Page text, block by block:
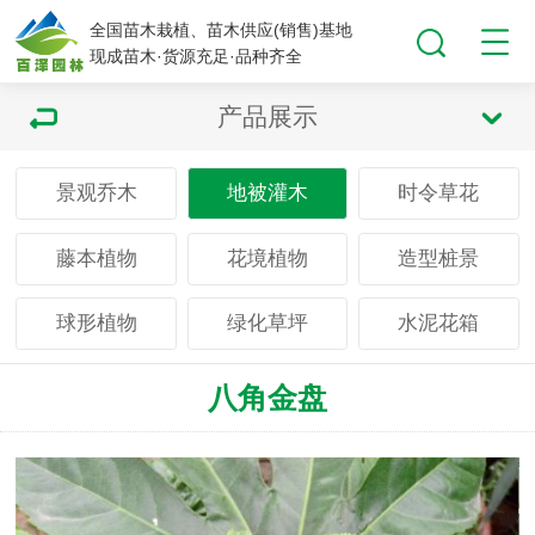
全国苗木栽植、苗木供应(销售)基地
现成苗木·货源充足·品种齐全
产品展示
景观乔木 地被灌木 时令草花
藤本植物 花境植物 造型桩景
球形植物 绿化草坪 水泥花箱
八角金盘